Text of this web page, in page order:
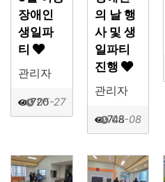
장애인
생일파
티
관리자
720
05-27
의 날 행
사 및 생
일파티
진행
관리자
748
05-08